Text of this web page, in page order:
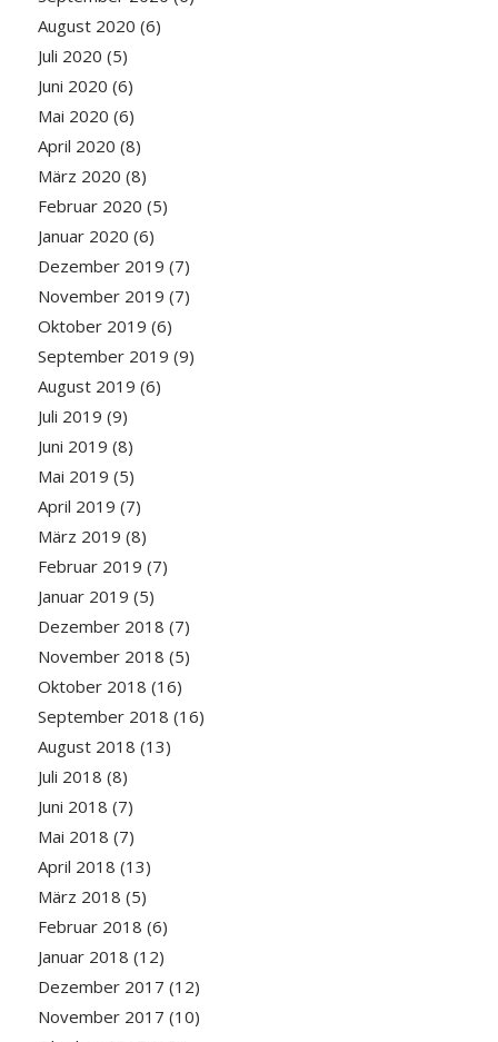
August 2020 (6)
Juli 2020 (5)
Juni 2020 (6)
Mai 2020 (6)
April 2020 (8)
März 2020 (8)
Februar 2020 (5)
Januar 2020 (6)
Dezember 2019 (7)
November 2019 (7)
Oktober 2019 (6)
September 2019 (9)
August 2019 (6)
Juli 2019 (9)
Juni 2019 (8)
Mai 2019 (5)
April 2019 (7)
März 2019 (8)
Februar 2019 (7)
Januar 2019 (5)
Dezember 2018 (7)
November 2018 (5)
Oktober 2018 (16)
September 2018 (16)
August 2018 (13)
Juli 2018 (8)
Juni 2018 (7)
Mai 2018 (7)
April 2018 (13)
März 2018 (5)
Februar 2018 (6)
Januar 2018 (12)
Dezember 2017 (12)
November 2017 (10)